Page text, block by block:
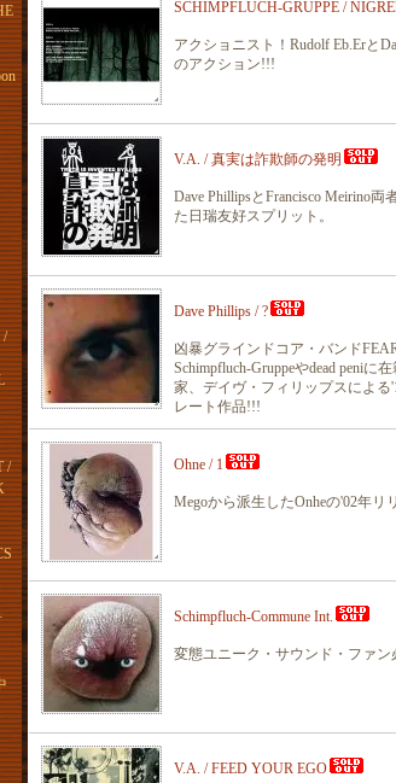
/
/
SCHIMPFLUCH-GRUPPE /
アクショニスト！Rudolf Eb.Erと
のアクション!!!
V.A. / 真実は詐欺師の発明
Dave PhillipsとFrancisco Meirino
た日瑞友好スプリット。
Dave Phillips / ?
凶暴グラインドコア・バンド
Schimpfluch-Gruppeやdead peniに
家、デイヴ・フィリップスによ
レート作品!!!
Ohne / 1
Megoから派生したOnheの'02年
Schimpfluch-Commune Int.
変態ユニーク・サウンド・ファン
V.A. / FEED YOUR EGO